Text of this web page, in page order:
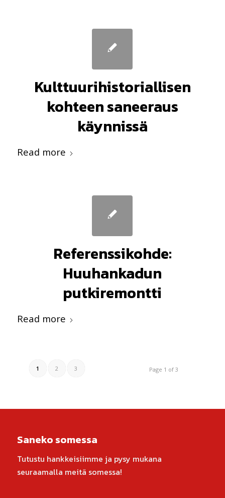
Kulttuurihistoriallisen
kohteen saneeraus
käynnissä
Read more
Referenssikohde:
Huuhankadun
putkiremontti
Read more
Page 1 of 3
1 2 3
Saneko somessa
Tutustu hankkeisiimme ja pysy mukana
seuraamalla meitä somessa!